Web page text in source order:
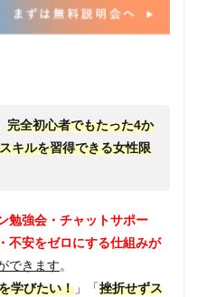
完全初心者でもたった4か
キルを習得できる女性限
勉強会・チャットサポー
不安をゼロにする仕組みが
できます。
学びたい！ 」「挫折せずス